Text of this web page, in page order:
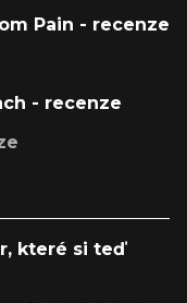
Pain - recenze
- recenze
které si teď